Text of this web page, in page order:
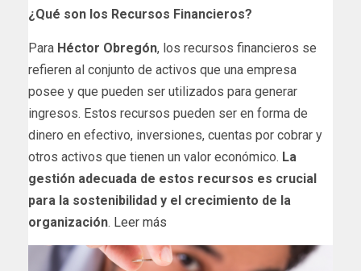
¿Qué son los Recursos Financieros?
Para Héctor Obregón, los recursos financieros se
refieren al conjunto de activos que una empresa
posee y que pueden ser utilizados para generar
ingresos. Estos recursos pueden ser en forma de
dinero en efectivo, inversiones, cuentas por cobrar y
otros activos que tienen un valor económico. La
gestión adecuada de estos recursos es crucial
para la sostenibilidad y el crecimiento de la
organización. Leer más